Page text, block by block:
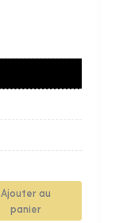
Ajouter au
panier